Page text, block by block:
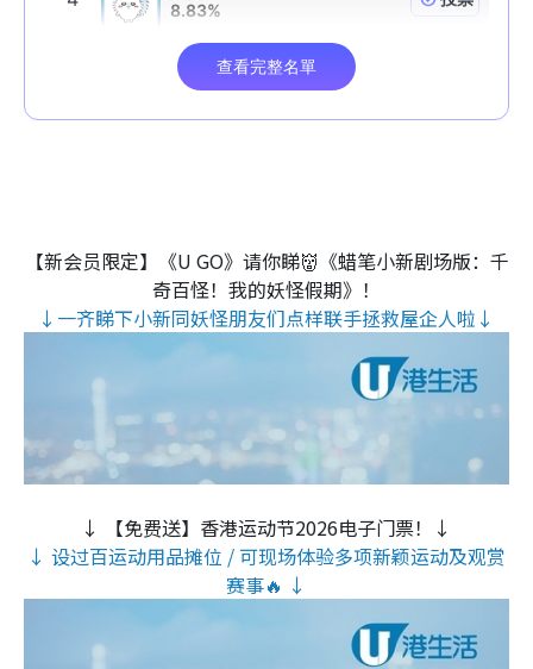
【新会员限定】《U GO》请你睇👹《蜡笔小新剧场版：千
奇百怪！我的妖怪假期》！
↓一齐睇下小新同妖怪朋友们点样联手拯救屋企人啦↓
↓ 【免费送】香港运动节2026电子门票！↓
↓ 设过百运动用品摊位 / 可现场体验多项新颖运动及观赏
赛事🔥 ↓